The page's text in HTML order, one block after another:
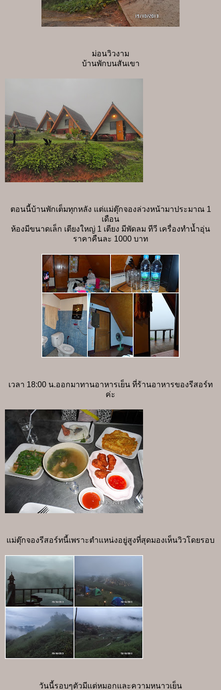
ม่อนวิวงาม
บ้านพักบนสันเขา
ตอนนี้บ้านพักเต็มทุกหลัง แต่แม่ตุ๊กจองล่วงหน้ามาประมาณ 1
เดือน
ห้องมีขนาดเล็ก เตียงใหญ่ 1 เตียง มีพัดลม ทีวี เครื่องทำน้ำอุ่น
ราคาคืนละ 1000 บาท
เวลา 18:00 น.ออกมาทานอาหารเย็น ที่ร้านอาหารของรีสอร์ท
ค่ะ
แม่ตุ๊กจองรีสอร์ทนี้เพราะตำแหน่งอยู่สูงที่สุดมองเห็นวิวโดยรอบ
วันนี้รอบๆตัวมีแต่หมอกและความหนาวเย็น